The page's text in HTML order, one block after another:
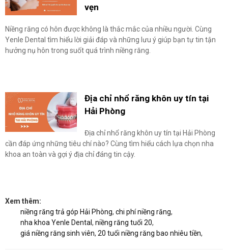
vẹn
Niềng răng có hôn được không là thắc mắc của nhiều người. Cùng
Yenle Dental tìm hiểu lời giải đáp và những lưu ý giúp bạn tự tin tận
hưởng nụ hôn trong suốt quá trình niềng răng.
Địa chỉ nhổ răng khôn uy tín tại
Hải Phòng
Địa chỉ nhổ răng khôn uy tín tại Hải Phòng
cần đáp ứng những tiêu chí nào? Cùng tìm hiểu cách lựa chọn nha
khoa an toàn và gợi ý địa chỉ đáng tin cậy.
Xem thêm:
niềng răng trả góp Hải Phòng, chi phí niềng răng,
nha khoa Yenle Dental , niềng răng tuổi 20,
giá niềng răng sinh viên, 20 tuổi niềng răng bao nhiêu tiền,